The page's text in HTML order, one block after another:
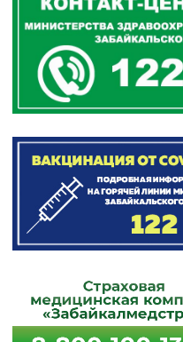
с
к